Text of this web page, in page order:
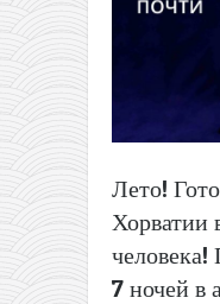
Вильнюса
173€
с
Лето!
Хорватии
7 ночей в